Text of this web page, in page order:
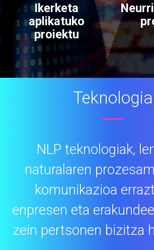
Ikerketa
aplikatuko
proiektu
Teknologia
NLP teknologiak,
naturalaren
komunikazioa
enpresen eta
zein pertsonen bizitza